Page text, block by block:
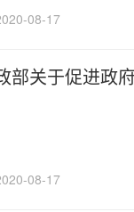
08-17
部关于促进政
08-17